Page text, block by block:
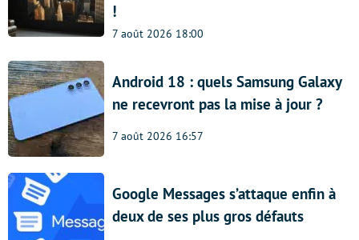
!
7 août 2026 18:00
Android 18 : quels Samsung Galaxy
ne recevront pas la mise à jour ?
7 août 2026 16:57
Google Messages s’attaque enfin à
deux de ses plus gros défauts